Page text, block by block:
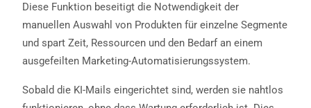
Diese Funktion beseitigt die Notwendigkeit der
manuellen Auswahl von Produkten für einzelne Segmente
und spart Zeit, Ressourcen und den Bedarf an einem
ausgefeilten Marketing-Automatisierungssystem.
Sobald die KI-Mails eingerichtet sind, werden sie nahtlos